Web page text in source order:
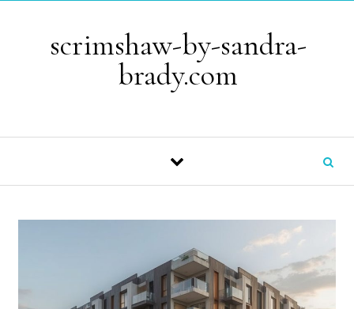
scrimshaw-by-sandra-
brady.com